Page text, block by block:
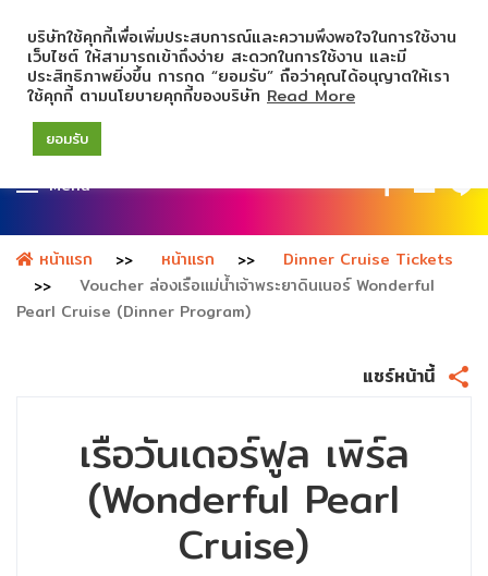
Menu
หน้าแรก หน้าแรก
Dinner Cruise Tickets
Voucher ล่องเรือแม่น้ำเจ้าพระยาดินเนอร์ Wonderful
Pearl Cruise (Dinner Program)
แชร์หน้านี้
เรือวันเดอร์ฟูล เพิร์ล
(Wonderful Pearl
Cruise)
บริษัทใช้คุกกี้เพื่อเพิ่มประสบการณ์และความพึงพอใจในการใช้งาน
เว็บไซต์ ให้สามารถเข้าถึงง่าย สะดวกในการใช้งาน และมี
ประสิทธิภาพยิ่งขึ้น การกด “ยอมรับ” ถือว่าคุณได้อนุญาตให้เรา
ใช้คุกกี้ ตามนโยบายคุกกี้ของบริษัท Read More
ยอมรับ